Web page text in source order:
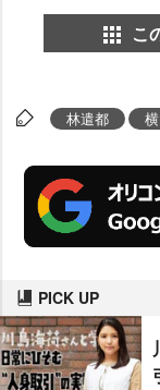
こ
林遣都
PICK UP